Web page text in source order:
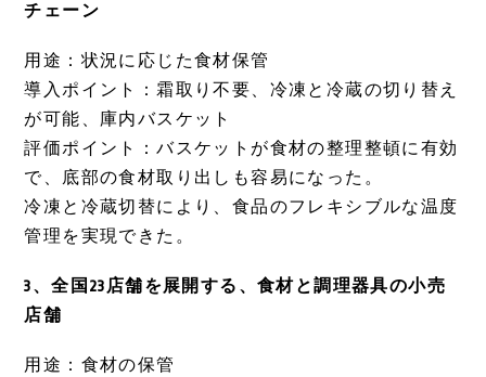
チェーン
用途：状況に応じた食材保管
導入ポイント：霜取り不要、冷凍と冷蔵の切り替え
が可能、庫内バスケット
評価ポイント：バスケットが食材の整理整頓に有効
で、底部の食材取り出しも容易になった。
冷凍と冷蔵切替により、食品のフレキシブルな温度
管理を実現できた。
3、全国23店舗を展開する、食材と調理器具の小売
店舗
用途：食材の保管